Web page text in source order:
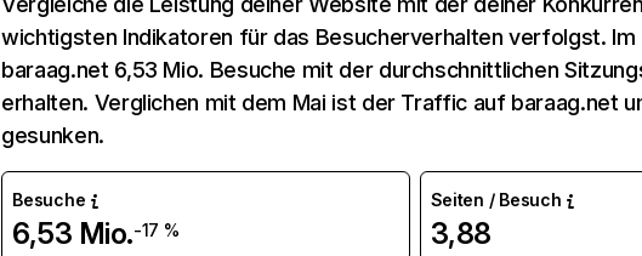
wichtigsten Indikatoren für das Besucherverhalten verfolgst. Im
baraag.net 6,53 Mio. Besuche mit der durchschnittlichen
erhalten. Verglichen mit dem Mai ist der Traffic auf baraag.net
gesunken.
Besuche
6,53 Mio.-17 %
Seiten / Besuch
3,88